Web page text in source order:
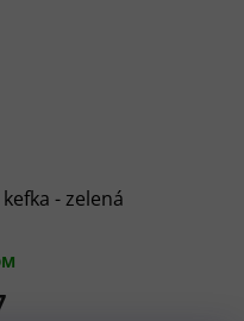
- zelená